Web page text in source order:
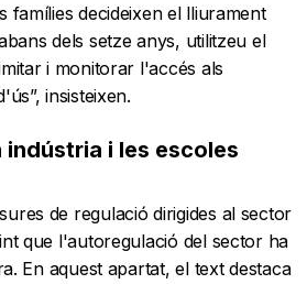
famílies decideixen el lliurament
dels setze anys, utilitzeu el
i monitorar l'accés als
insisteixen.
indústria i les escoles
de regulació dirigides al sector
que l'autoregulació del sector ha
En aquest apartat, el text destaca